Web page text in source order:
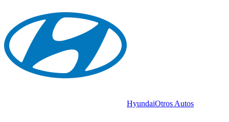
HyundaiOtros Autos